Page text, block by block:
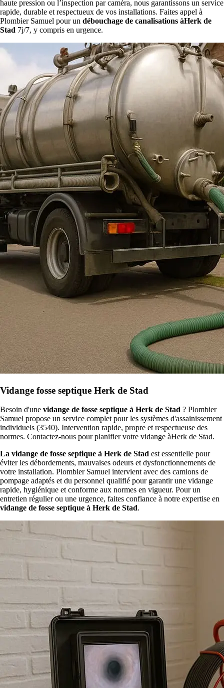
haute pression ou l’inspection par caméra, nous garantissons un service
rapide, durable et respectueux de vos installations. Faites appel à
Plombier Samuel pour un débouchage de canalisations àHerk de
Stad 7j/7, y compris en urgence.
Vidange fosse septique Herk de Stad
Besoin d'une vidange de fosse septique à Herk de Stad ? Plombier
Samuel propose un service complet pour les systèmes d'assainissement
individuels (3540). Intervention rapide, propre et respectueuse des
normes. Contactez-nous pour planifier votre vidange àHerk de Stad.
La vidange de fosse septique à Herk de Stad est essentielle pour
éviter les débordements, mauvaises odeurs et dysfonctionnements de
votre installation. Plombier Samuel intervient avec des camions de
pompage adaptés et du personnel qualifié pour garantir une vidange
rapide, hygiénique et conforme aux normes en vigueur. Pour un
entretien régulier ou une urgence, faites confiance à notre expertise en
vidange de fosse septique à Herk de Stad.